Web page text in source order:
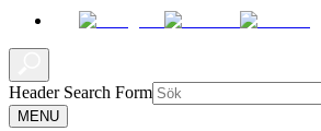
Header Search Form
MENU